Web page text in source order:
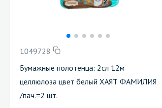
1049728
Бумажные полотенца: 2сл 12м
целлюлоза цвет белый ХАЯТ ФАМИЛИЯ
/пач.=2 шт.